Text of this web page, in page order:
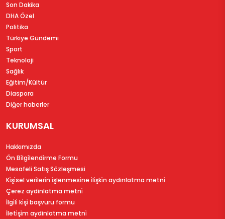
Son Dakika
DHA Özel
Politika
Türkiye Gündemi
Sport
Teknoloji
Sağlık
Eğitim/Kültür
Diaspora
Diğer haberler
KURUMSAL
Hakkımızda
Ön Bi̇lgi̇lendi̇rme Formu
Mesafeli Satış Sözleşmesi
Ki̇şi̇sel veri̇leri̇n i̇şlenmesi̇ne i̇li̇şki̇n aydinlatma metni̇
Çerez aydinlatma metni̇
İlgi̇li̇ ki̇şi̇ başvuru formu
İleti̇şi̇m aydinlatma metni̇